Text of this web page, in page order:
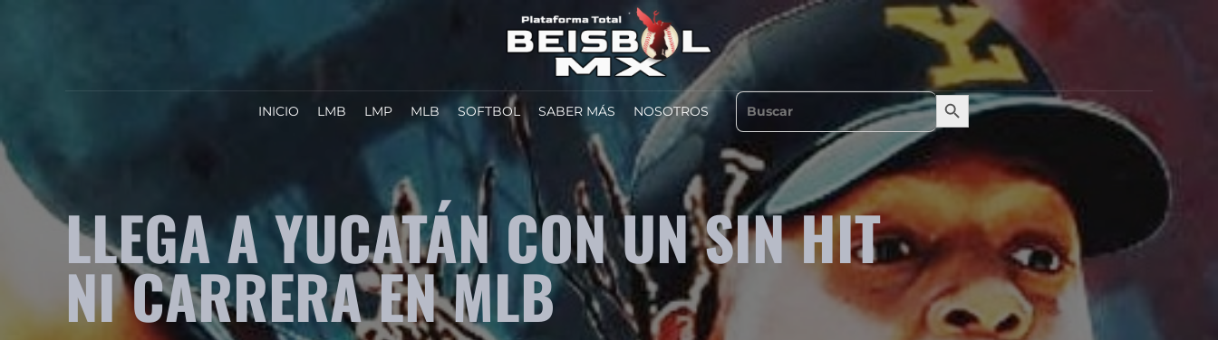
INICIO LMB LMP MLB SOFTBOL SABER MÁS NOSOTROS
Search Search Button
LLEGA A YUCATÁN CON UN SIN HIT
NI CARRERA EN MLB